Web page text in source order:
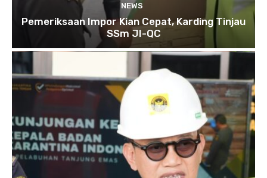
NEWS
Pemeriksaan Impor Kian Cepat, Karding Tinjau
SSm JI-QC